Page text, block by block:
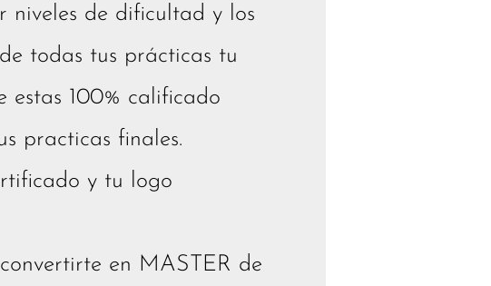
niveles de dificultad y los
todas tus prácticas tu
estas 100% calificado
practicas finales.
y tu logo
en MASTER de